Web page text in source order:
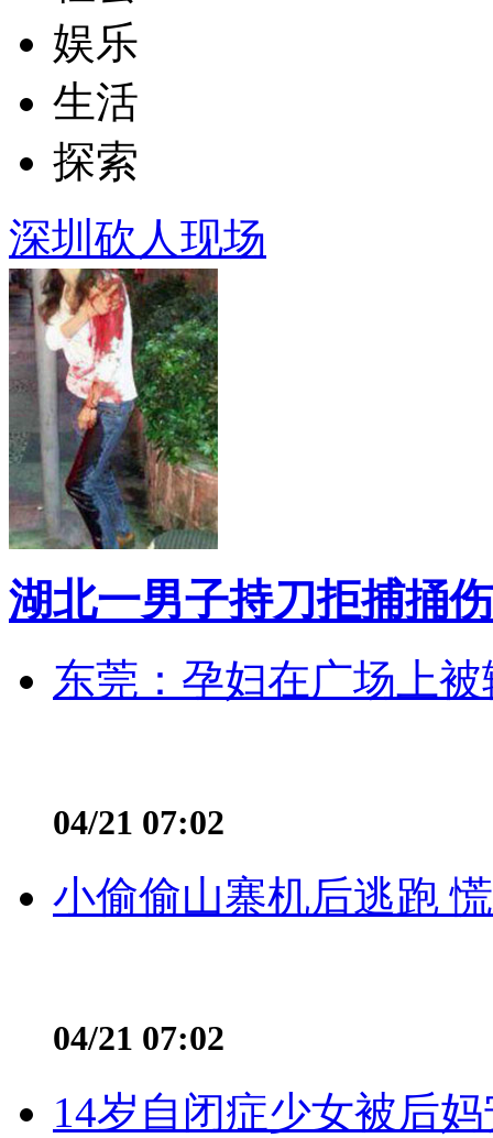
娱乐
生活
探索
深圳砍人现场
湖北一男子持刀拒捕捅
东莞：孕妇在广场上
04/21 07:02
小偷偷山寨机后逃跑
04/21 07:02
14岁自闭症少女被后